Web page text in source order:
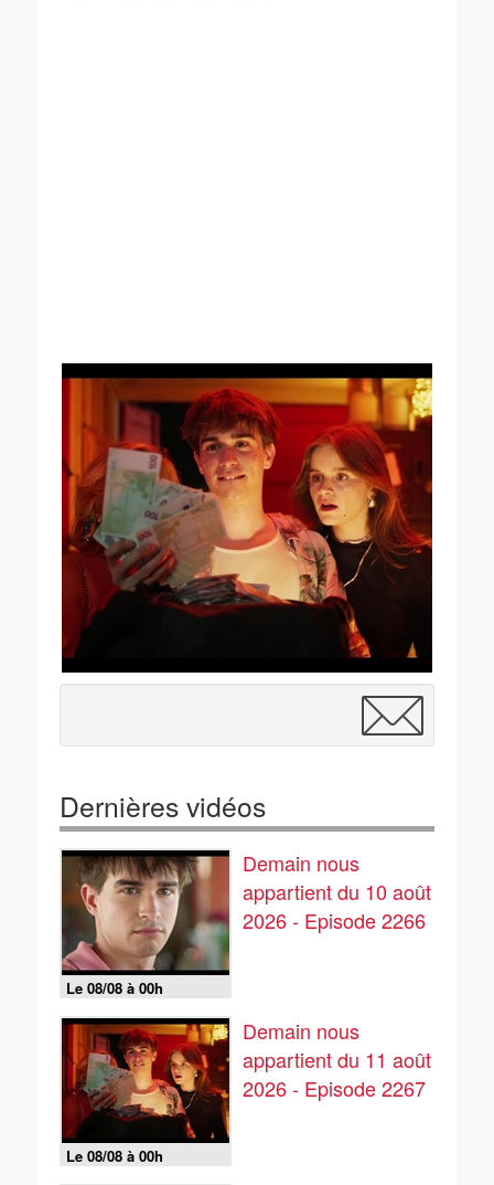
Dernières vidéos
Le 08/08 à 00h
Demain nous
appartient du 10 août
2026 - Episode 2266
Le 08/08 à 00h
Demain nous
appartient du 11 août
2026 - Episode 2267